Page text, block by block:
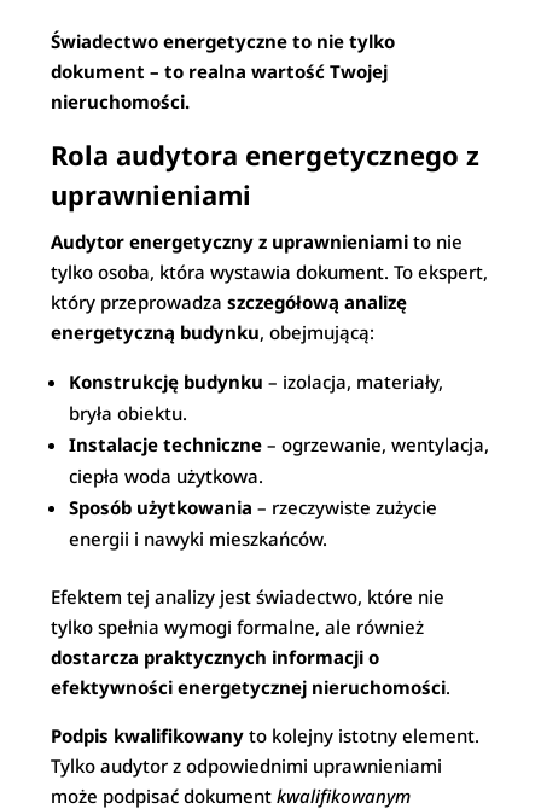
Świadectwo energetyczne to nie tylko
dokument – to realna wartość Twojej
nieruchomości.
Rola audytora energetycznego z
uprawnieniami
Audytor energetyczny z uprawnieniami to nie
tylko osoba, która wystawia dokument. To ekspert,
który przeprowadzaszczegółową analizę
energetyczną budynku, obejmującą:
Konstrukcję budynku – izolacja, materiały,
bryła obiektu.
Instalacje techniczne – ogrzewanie, wentylacja,
ciepła woda użytkowa.
Sposób użytkowania – rzeczywiste zużycie
energii i nawyki mieszkańców.
Efektem tej analizy jest świadectwo, które nie
tylko spełnia wymogi formalne, ale również
dostarcza praktycznych informacji o
efektywności energetycznej nieruchomości.
Podpis kwalifikowany to kolejny istotny element.
Tylko audytor z odpowiednimi uprawnieniami
może podpisać dokumentkwalifikowanym